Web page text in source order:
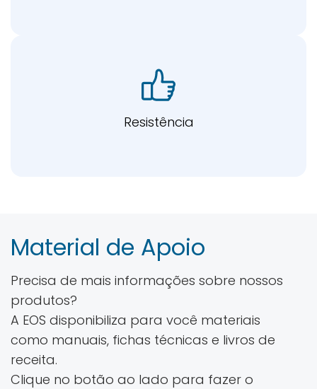
Resistência
Material de Apoio
Precisa de mais informações sobre nossos
produtos?
A EOS disponibiliza para você materiais
como manuais, fichas técnicas e livros de
receita.
Clique no botão ao lado para fazer o